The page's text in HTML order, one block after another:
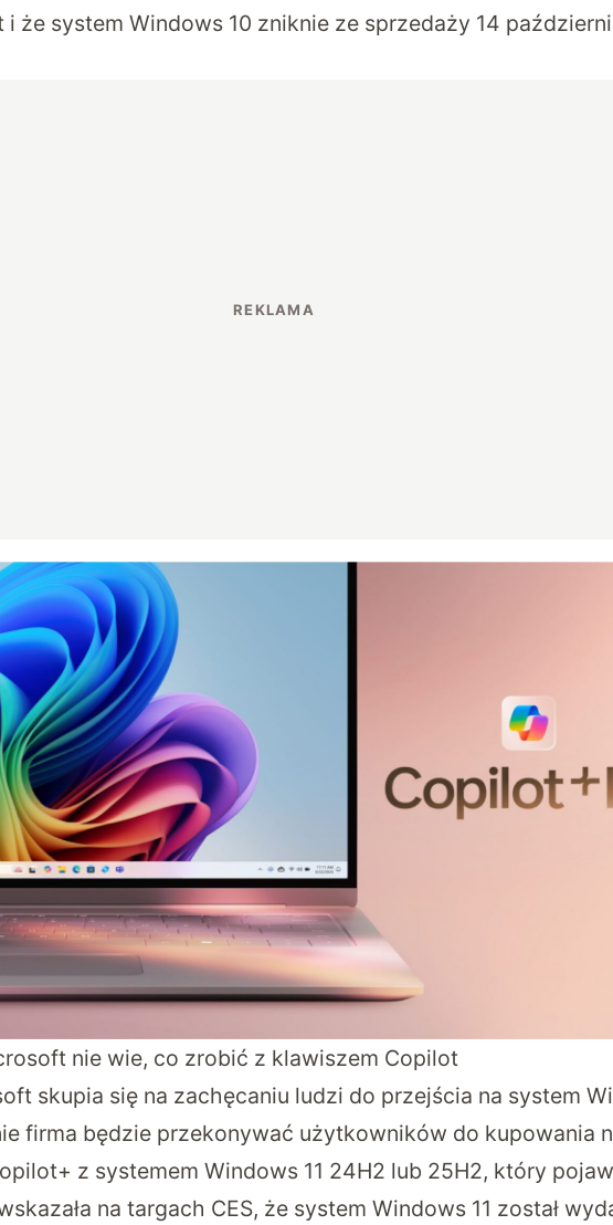
że system Windows 10 zniknie ze sprzedaży 14
nie wie, co zrobić z klawiszem Copilot
skupia się na zachęcaniu ludzi do przejścia na system
firma będzie przekonywać użytkowników do kupowania
z systemem Windows 11 24H2 lub 25H2, który
na targach CES, że system Windows 11 został